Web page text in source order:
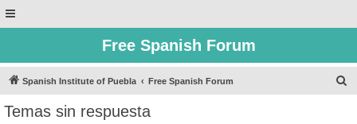
Free Spanish Forum
Spanish Institute of Puebla Free Spanish Forum
Temas sin respuesta